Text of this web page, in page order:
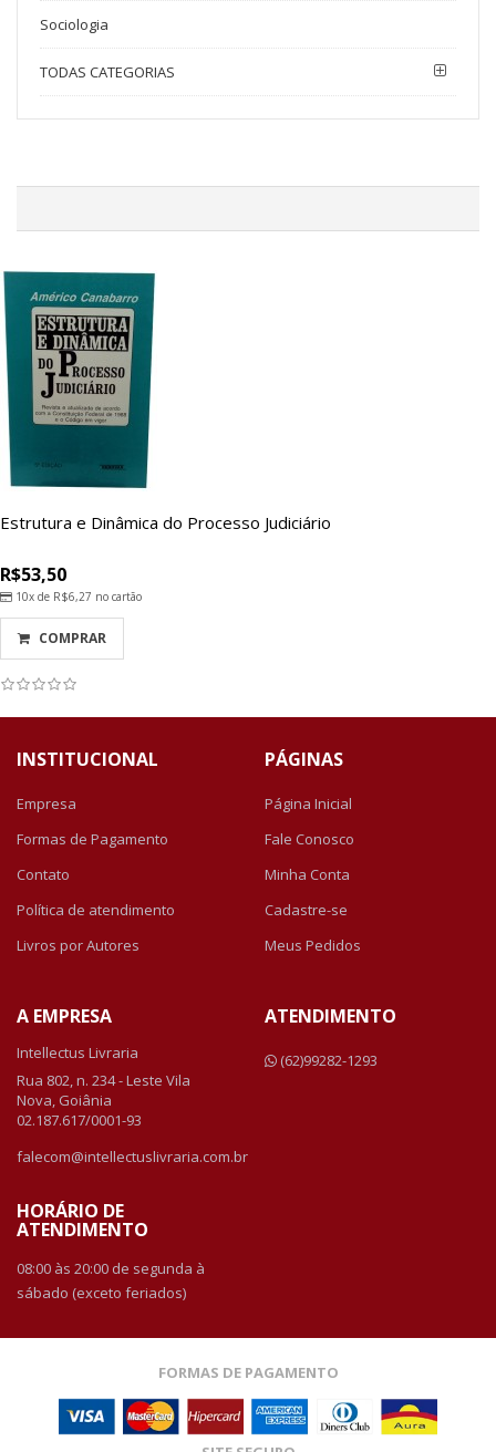
Sociologia
TODAS CATEGORIAS
Estrutura e Dinâmica do Processo Judiciário
R$53,50
10x de R$6,27 no cartão
COMPRAR
INSTITUCIONAL
Empresa
Formas de Pagamento
Contato
Política de atendimento
Livros por Autores
PÁGINAS
Página Inicial
Fale Conosco
Minha Conta
Cadastre-se
Meus Pedidos
A EMPRESA
Intellectus Livraria
Rua 802, n. 234 - Leste Vila
Nova, Goiânia
02.187.617/0001-93
falecom@intellectuslivraria.com.br
HORÁRIO DE
ATENDIMENTO
08:00 às 20:00 de segunda à
sábado (exceto feriados)
ATENDIMENTO
(62)99282-1293
FORMAS DE PAGAMENTO